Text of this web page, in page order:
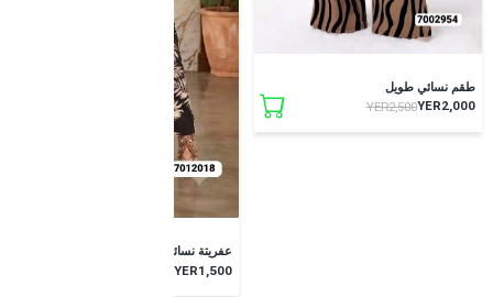
طقم نسائي طويل
YER2,000
YER2,500
عفريتة نسائي بنطلون شيفون مشجر
YER1,500